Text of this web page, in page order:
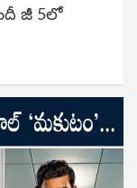
జీ 5లో